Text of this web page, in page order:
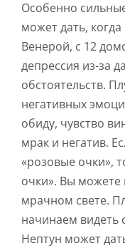
Особенно
может дать,
Венерой, с 12
депрессия из-за
обстоятельств.
негативных
обиду, чувство
мрак и негатив.
«розовые очки»,
очки». Вы можете
мрачном свете.
начинаем видеть
Нептун может